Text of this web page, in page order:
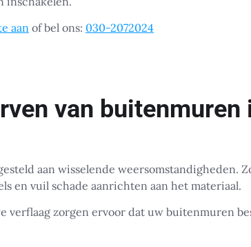
aanof bel ons: 030-2072024
van buitenmuren
aan wisselende weersomstandigheden.
en vuil schade aanrichten aan het materiaal.
verflaag zorgen ervoor dat uw buitenmuren